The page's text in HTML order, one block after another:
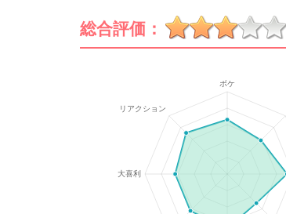
総合評価：